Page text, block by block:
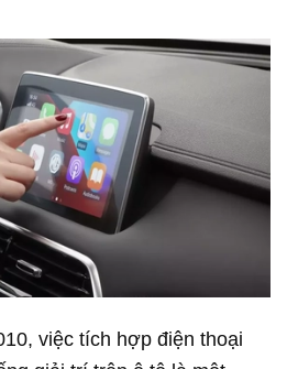
việc tích hợp điện thoại